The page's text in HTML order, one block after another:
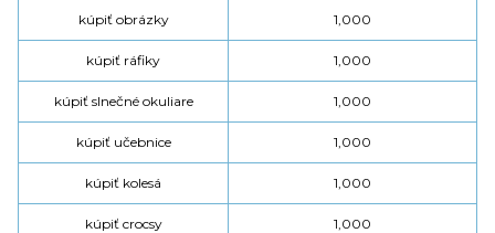
kúpiť obrázky 1,000
kúpiť ráfiky 1,000
kúpiť slnečné okuliare 1,000
kúpiť učebnice 1,000
kúpiť kolesá 1,000
kúpiť crocsy 1,000